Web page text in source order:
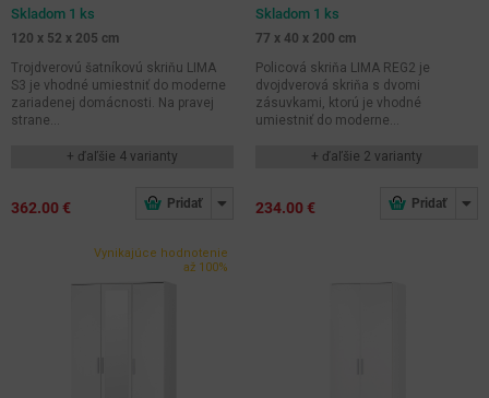
Skladom 1 ks
120 x 52 x 205 cm
Trojdverovú šatníkovú skriňu LIMA
S3 je vhodné umiestniť do moderne
zariadenej domácnosti. Na pravej
strane...
+ ďaľšie 4 varianty
362.00 €
Skladom 1 ks
77 x 40 x 200 cm
Policová skriňa LIMA REG2 je
dvojdverová skriňa s dvomi
zásuvkami, ktorú je vhodné
umiestniť do moderne...
+ ďaľšie 2 varianty
234.00 €
Vynikajúce hodnotenie
až 100%